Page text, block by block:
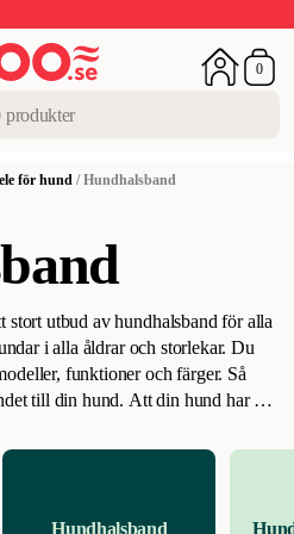
0
för hund /Hundhalsband
stort utbud av hundhalsband för alla
i alla åldrar och storlekar. Du
funktioner och färger. Så
till din hund. Att din hund har ett
eftersom den bär
Hundhalsband